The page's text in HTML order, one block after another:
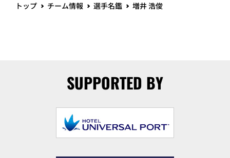
トップ チーム情報 選手名鑑 増井 浩俊
SUPPORTED BY